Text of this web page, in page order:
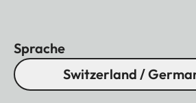
Sprache
Switzerland /